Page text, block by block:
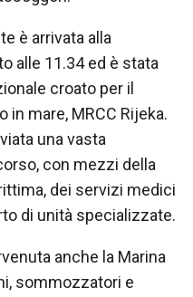
è arrivata alla
alle 11.34 ed è stata
croato per il
mare, MRCC Rijeka.
una vasta
con mezzi della
dei servizi medici
di unità specializzate.
anche la Marina
sommozzatori e